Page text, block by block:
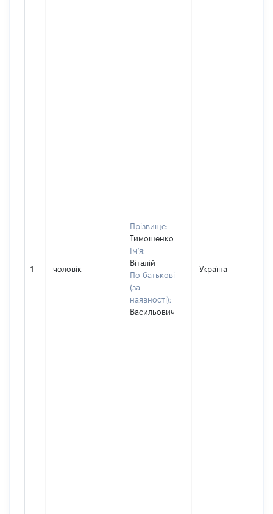
1 чоловік
Прізвище:
Тимошенко
Ім'я:
Віталій
По батькові
(за
наявності):
Васильович
Україна